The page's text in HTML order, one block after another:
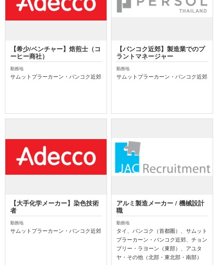
【希少/ベンチャー】焙煎士（コ
ーヒー商社）
勤務地
サムットプラーカーン・バンコク近郊
【バンコク近郊】製造業でのプ
ラントマネージャー
勤務地
サムットプラーカーン・バンコク近郊
【大手化学メーカー】染色技術
者
勤務地
サムットプラーカーン・バンコク近郊
アルミ製造メーカー / 機械設計
職
勤務地
タイ、バンコク（首都圏）、サムット
プラーカーン・バンコク近郊、チョン
ブリー・ラヨーン（東部）、アユタ
ヤ・その他（北部・東北部・南部）